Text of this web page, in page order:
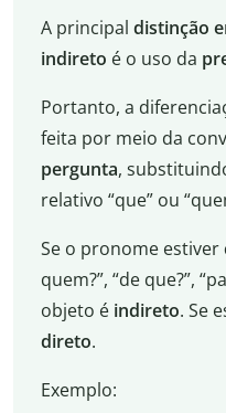
A principal distinção
indireto é o uso da
Portanto, a
feita por meio da
pergunta,
relativo “que” ou
Se o pronome estiver
quem?”, “de que?”,
objeto é indireto. Se
direto.
Exemplo: